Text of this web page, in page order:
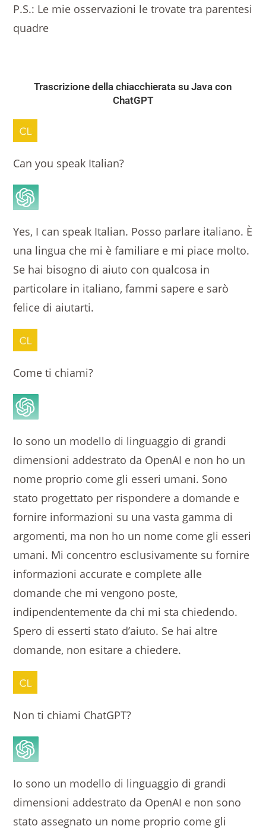
P.S.: Le mie osservazioni le trovate tra parentesi
quadre
Trascrizione della chiacchierata su Java con
ChatGPT
Can you speak Italian?
Yes, I can speak Italian. Posso parlare italiano. È
una lingua che mi è familiare e mi piace molto.
Se hai bisogno di aiuto con qualcosa in
particolare in italiano, fammi sapere e sarò
felice di aiutarti.
Come ti chiami?
Io sono un modello di linguaggio di grandi
dimensioni addestrato da OpenAI e non ho un
nome proprio come gli esseri umani. Sono
stato progettato per rispondere a domande e
fornire informazioni su una vasta gamma di
argomenti, ma non ho un nome come gli esseri
umani. Mi concentro esclusivamente su fornire
informazioni accurate e complete alle
domande che mi vengono poste,
indipendentemente da chi mi sta chiedendo.
Spero di esserti stato d’aiuto. Se hai altre
domande, non esitare a chiedere.
Non ti chiami ChatGPT?
Io sono un modello di linguaggio di grandi
dimensioni addestrato da OpenAI e non sono
stato assegnato un nome proprio come gli